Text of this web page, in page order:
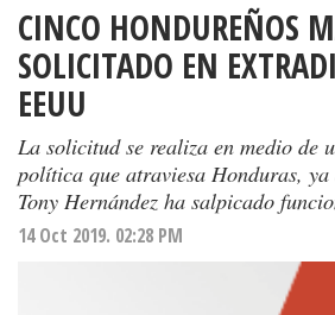
CINCO HONDUREÑOS
SOLICITADO EN
EEUU
La solicitud se realiza en medio de
política que atraviesa Honduras,
Tony Hernández ha salpicado
14 Oct 2019. 02:28 PM